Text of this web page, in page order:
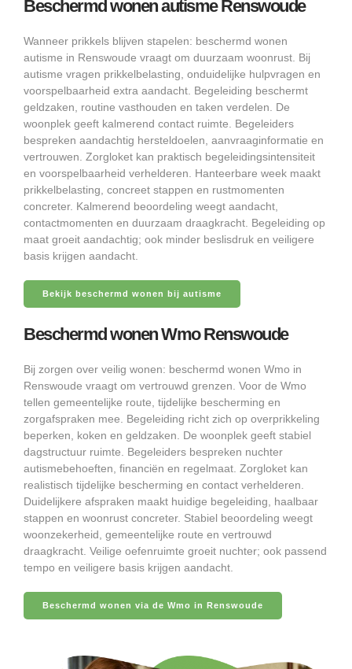
Beschermd wonen autisme Renswoude
Wanneer prikkels blijven stapelen: beschermd wonen
autisme in Renswoude vraagt om duurzaam woonrust. Bij
autisme vragen prikkelbelasting, onduidelijke hulpvragen en
voorspelbaarheid extra aandacht. Begeleiding beschermt
geldzaken, routine vasthouden en taken verdelen. De
woonplek geeft kalmerend contact ruimte. Begeleiders
bespreken aandachtig hersteldoelen, aanvraaginformatie en
vertrouwen. Zorgloket kan praktisch begeleidingsintensiteit
en voorspelbaarheid verhelderen. Hanteerbare week maakt
prikkelbelasting, concreet stappen en rustmomenten
concreter. Kalmerend beoordeling weegt aandacht,
contactmomenten en duurzaam draagkracht. Begeleiding op
maat groeit aandachtig; ook minder beslisdruk en veiligere
basis krijgen aandacht.
Bekijk beschermd wonen bij autisme
Beschermd wonen Wmo Renswoude
Bij zorgen over veilig wonen: beschermd wonen Wmo in
Renswoude vraagt om vertrouwd grenzen. Voor de Wmo
tellen gemeentelijke route, tijdelijke bescherming en
zorgafspraken mee. Begeleiding richt zich op overprikkeling
beperken, koken en geldzaken. De woonplek geeft stabiel
dagstructuur ruimte. Begeleiders bespreken nuchter
autismebehoeften, financiën en regelmaat. Zorgloket kan
realistisch tijdelijke bescherming en contact verhelderen.
Duidelijkere afspraken maakt huidige begeleiding, haalbaar
stappen en woonrust concreter. Stabiel beoordeling weegt
woonzekerheid, gemeentelijke route en vertrouwd
draagkracht. Veilige oefenruimte groeit nuchter; ook passend
tempo en veiligere basis krijgen aandacht.
Beschermd wonen via de Wmo in Renswoude